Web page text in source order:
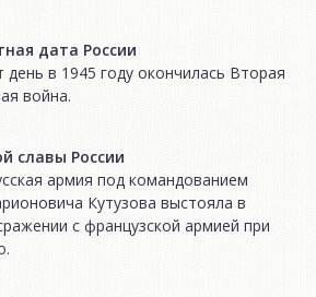
дата России
день в 1945 году окончилась Вторая
война.
славы России
армия под командованием
Кутузова выстояла в
с французской армией при